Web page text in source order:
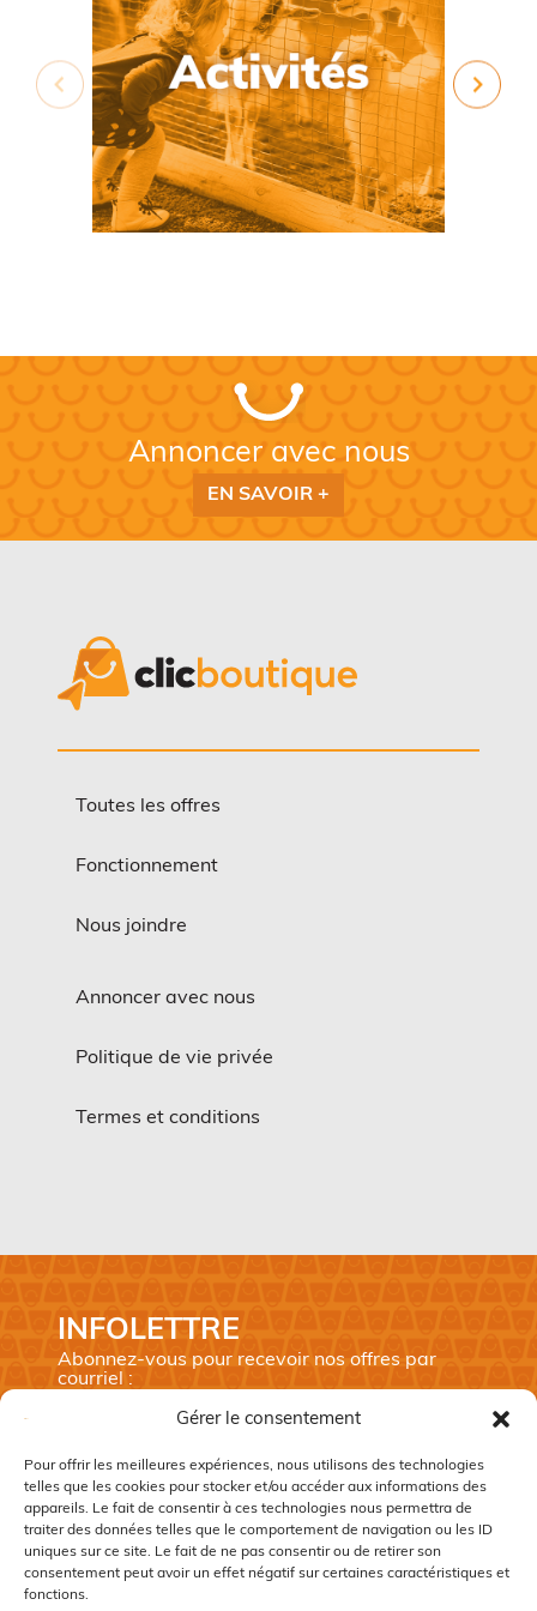
Gérer le consentement
Pour offrir les meilleures expériences, nous utilisons des technologies
telles que les cookies pour stocker et/ou accéder aux informations des
appareils. Le fait de consentir à ces technologies nous permettra de
traiter des données telles que le comportement de navigation ou les ID
uniques sur ce site. Le fait de ne pas consentir ou de retirer son
consentement peut avoir un effet négatif sur certaines caractéristiques et
fonctions.
Annoncer avec nous
EN SAVOIR +
Toutes les offres
Fonctionnement
Nous joindre
Annoncer avec nous
Politique de vie privée
Termes et conditions
INFOLETTRE
Abonnez-vous pour recevoir nos offres par
courriel :
Nom
Courriel
CAPTCHA